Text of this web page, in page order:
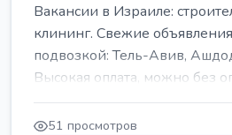
Вакансии в Израиле:
клининг. Свежие
подвозкой: Тель-Авив,
Высокая оплата, можно без
...
51 просмотров